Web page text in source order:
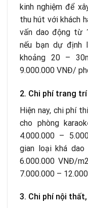
kinh nghiệm để
thu hút với khách
vấn dao động từ
nếu bạn dự định
khoảng 20 –
9.000.000 VNĐ/
2. Chi phí trang
Hiện nay, chi phí
cho phòng
4.000.000 –
gian loại khá dao
6.000.000 VNĐ/m2
7.000.000 –
3. Chi phí nội